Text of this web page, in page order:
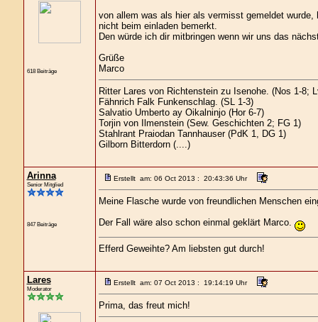
618 Beiträge
von allem was als hier als vermisst gemeldet
nicht beim einladen bemerkt.
Den würde ich dir mitbringen wenn wir uns das
Grüße
Marco
Ritter Lares von Richtenstein zu Isenohe. (Nos 1-8;
Fähnrich Falk Funkenschlag. (SL 1-3)
Salvatio Umberto ay Oikalninjo (Hor 6-7)
Torjin von Ilmenstein (Sew. Geschichten 2; FG 1)
Stahlrant Praiodan Tannhauser (PdK 1, DG 1)
Gilborn Bitterdorn (....)
Arinna
Senior Mitglied
847 Beiträge
Erstellt am: 06 Oct 2013 : 20:43:36 Uhr
Meine Flasche wurde von freundlichen Menschen
Der Fall wäre also schon einmal geklärt Marco.
Efferd Geweihte? Am liebsten gut durch!
Lares
Moderator
Erstellt am: 07 Oct 2013 : 19:14:19 Uhr
Prima, das freut mich!